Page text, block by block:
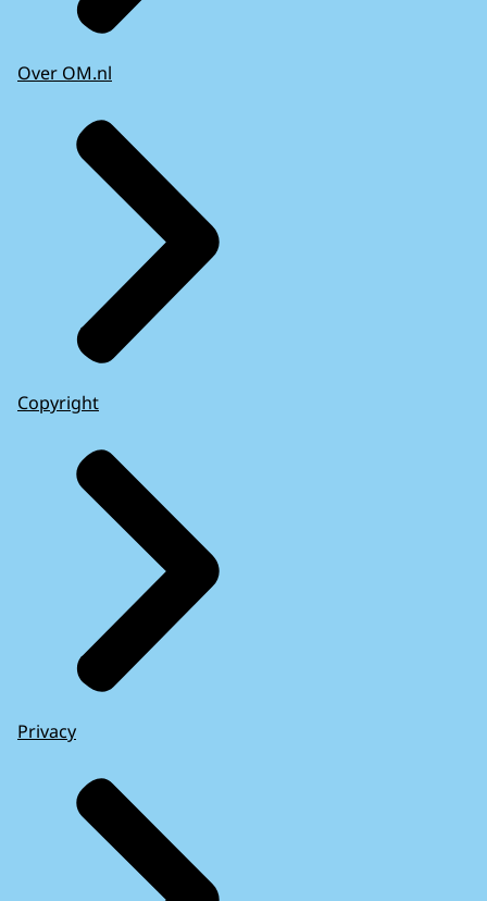
Over OM.nl
Copyright
Privacy